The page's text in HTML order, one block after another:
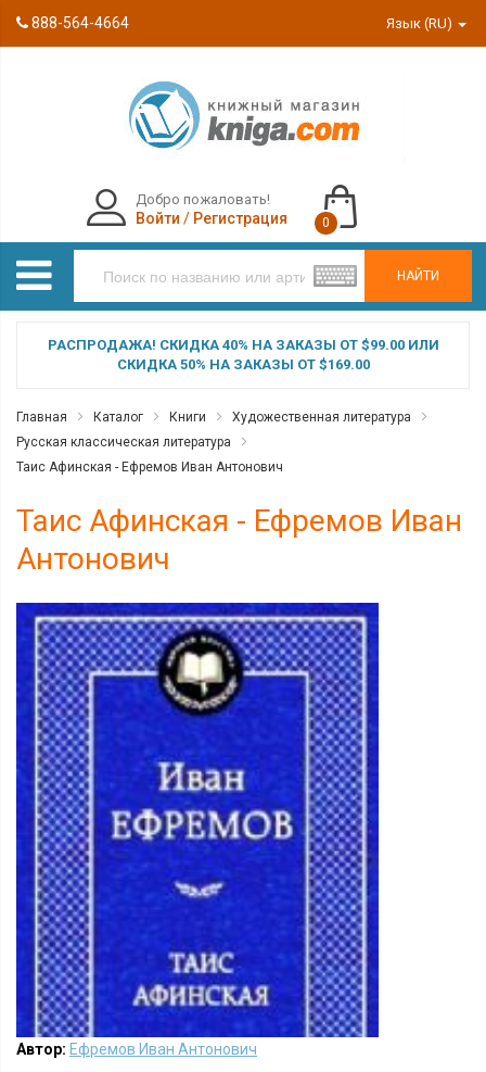
888-564-4664 Язык (RU)
НАЙТИ
Добро пожаловать!
Войти / Регистрация 0
РАСПРОДАЖА! СКИДКА 40% НА ЗАКАЗЫ ОТ $99.00 ИЛИ
СКИДКА 50% НА ЗАКАЗЫ ОТ $169.00
Главная Каталог Книги
Художественная литература
Русская классическая литература
Таис Афинская - Ефремов Иван Антонович
Таис Афинская - Ефремов Иван
Антонович
Автор: Ефремов Иван Антонович